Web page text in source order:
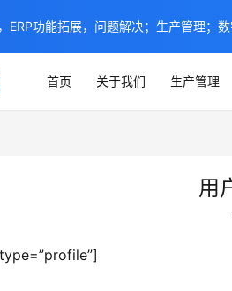
首页 关于我们 生产管理
用
ERP功能拓展，问题解决；生产管理；